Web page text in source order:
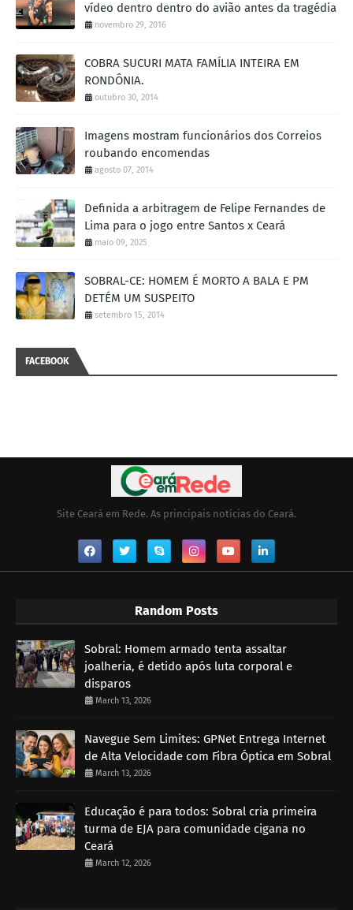
vídeo dentro dentro do avião antes da tragédia
novembro 29, 2016
COBRA SUCURI MATA FAMÍLIA INTEIRA EM
RONDÔNIA.
outubro 30, 2014
Imagens mostram funcionários dos Correios
roubando encomendas
agosto 07, 2014
Definida a arbitragem de Felipe Fernandes de
Lima para o jogo entre Santos x Ceará
maio 09, 2025
SOBRAL-CE: HOMEM É MORTO A BALA E PM
DETÉM UM SUSPEITO
setembro 15, 2014
FACEBOOK
Site Ceará em Rede. As principais notícias do Ceará.
Random Posts
Sobral: Homem armado tenta assaltar
joalheria, é detido após luta corporal e
disparos
March 13, 2026
Navegue Sem Limites: GPNet Entrega Internet
de Alta Velocidade com Fibra Óptica em Sobral
March 13, 2026
Educação é para todos: Sobral cria primeira
turma de EJA para comunidade cigana no
Ceará
March 12, 2026